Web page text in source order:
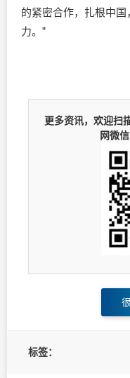
的紧密合作，扎根中
力。”
更多资讯，欢迎扫
网微
标签：